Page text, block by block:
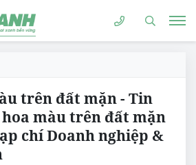
trên đất mặn - Tin
màu trên đất mặn
chí Doanh nghiệp &